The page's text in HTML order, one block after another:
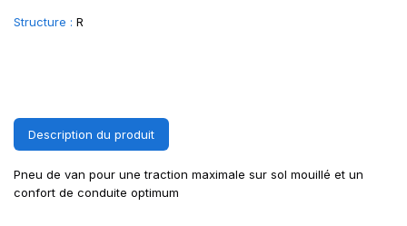
Structure : R
Description du produit
Pneu de van pour une traction maximale sur sol mouillé et un
confort de conduite optimum